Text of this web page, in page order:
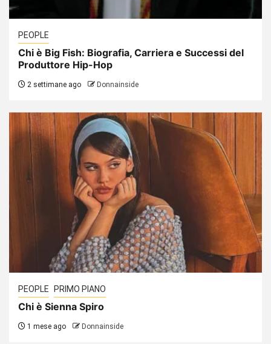
PEOPLE
Chi è Big Fish: Biografia, Carriera e Successi del
Produttore Hip-Hop
2 settimane ago Donnainside
PEOPLE PRIMO PIANO
Chi è Sienna Spiro
1 mese ago Donnainside